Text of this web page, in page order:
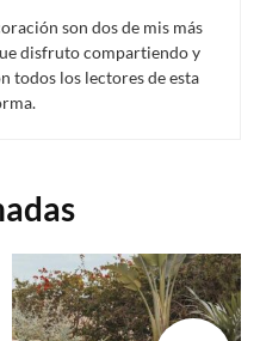
son dos de mis más
disfruto compartiendo y
todos los lectores de esta